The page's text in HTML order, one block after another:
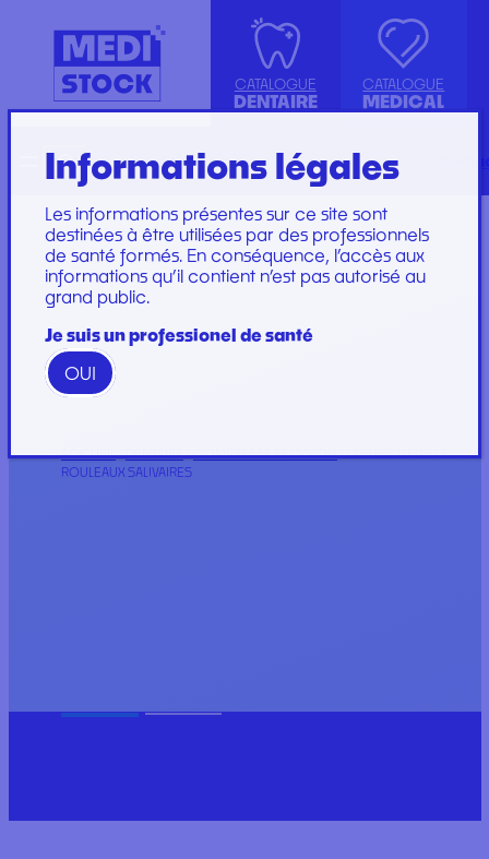
CATALOGUE
DENTAIRE
ASPIRATION
CANULE
COMPRESSE ET COTON
DIVERS
ENDODONTIE
IMPLANTOLOGIE ET
IRRIGATION
INSTRUMENTATION
KIT INSTRUMENTS
LABORATOIRE
PLATEAU
PROTECTION
RESTAURATION ET
GAMME WOODPECKER
Marques
CATALOGUE
MEDICAL
ACCESSOIRES
INJECTION, PRÉLÈVEMENT ET
PERFUSION
CONSOMMABLES
GYNÉCOLOGIE
PROTECTION ET HYGIÈNE
SET DE PANSEMENT
SET DE PERFUSION
SET DE SOINS
SET DE SUTURE
SOINS ET
PANSEMENTS
RechercheEnglish
ACCUEIL/DENTAIRE/COMPRESSE ET COTON/ DISTRIBUTEUR DE
ROULEAUX SALIVAIRES
Informations légales
Les informations présentes sur ce site sont
destinées à être utilisées par des professionnels
de santé formés. En conséquence, l’accès aux
informations qu’il contient n’est pas autorisé au
grand public.
Je suis un professionel de santé
OUI